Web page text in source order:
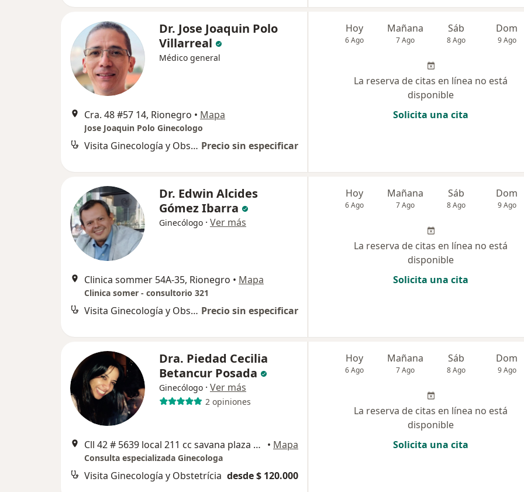
Dr. Jose Joaquin Polo
Villarreal
Médico general
Cra. 48 #57 14, Rionegro • Mapa
Jose Joaquin Polo Ginecologo
Visita Ginecología y Obstetrícia Precio sin especificar
Hoy
6 Ago
Mañana
7 Ago
Sáb
8 Ago
Dom
9 Ago
La reserva de citas en línea no está
disponible
Solicita una cita
Dr. Edwin Alcides
Gómez Ibarra
Ginecólogo · Ver más
Clinica sommer 54A-35, Rionegro • Mapa
Clinica somer - consultorio 321
Visita Ginecología y Obstetrícia Precio sin especificar
Hoy
6 Ago
Mañana
7 Ago
Sáb
8 Ago
Dom
9 Ago
La reserva de citas en línea no está
disponible
Solicita una cita
Dra. Piedad Cecilia
Betancur Posada
Ginecólogo · Ver más
2 opiniones
Cll 42 # 5639 local 211 cc savana plaza RIONEGRO, Rionegro • Mapa
Consulta especializada Ginecologa
Visita Ginecología y Obstetrícia desde $ 120.000
Hoy
6 Ago
Mañana
7 Ago
Sáb
8 Ago
Dom
9 Ago
La reserva de citas en línea no está
disponible
Solicita una cita